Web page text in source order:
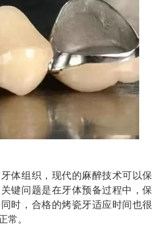
体组织，现代的麻醉技术可以保
键问题是在牙体预备过程中，保
时，合格的烤瓷牙适应时间也很
。